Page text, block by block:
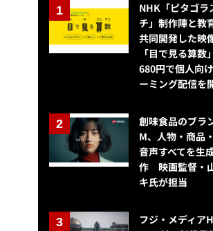
NHK「ピタゴラ
チ」制作陣と教
共同開発した映
「目で見る算数
680円で個人向
ーミング配信を
創味食品のブラ
M、人物・商品
音声すべてを生
作 映画監督・
キ氏が担当
フジ・メディア